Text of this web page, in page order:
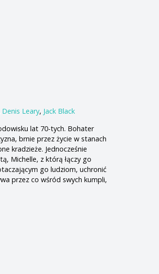
Denis Leary, Jack Black
lat 70-tych. Bohater
brnie przez życie w stanach
kradzieże. Jednocześnie
Michelle, z którą łączy go
go ludziom, uchronić
przez co wśród swych kumpli,